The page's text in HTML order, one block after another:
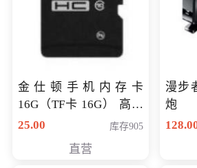
金仕顿手机内存卡
16G（TF卡 16G） 高速
卡 CLASS 10
25.00 库存905
直营
漫步
炮